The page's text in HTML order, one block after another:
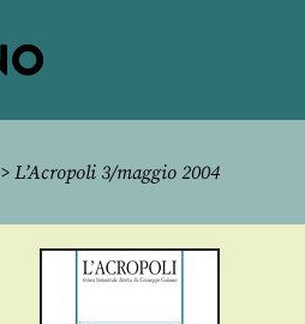
> L’Acropoli 3/maggio 2004